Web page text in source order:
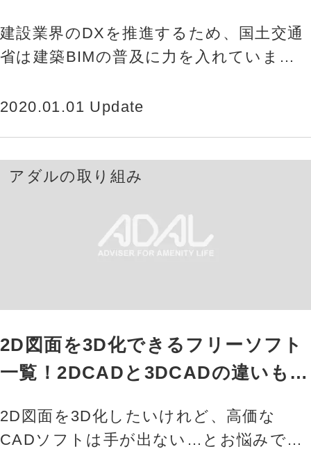
建設業界のDXを推進するため、国土交通
省は建築BIMの普及に力を入れていま
度の補正予算で創設された「…
2020.01.01 Update
アダルの取り組み
2D図面を3D化できるフリーソフト
一覧！2DCADと3DCADの違いも解
2D図面を3D化したいけれど、高価な
CADソフトは手が出ない…とお悩みでは